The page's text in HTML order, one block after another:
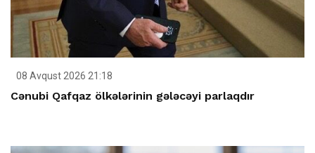
08 Avqust 2026 21:18
Cənubi Qafqaz ölkələrinin gələcəyi parlaqdır